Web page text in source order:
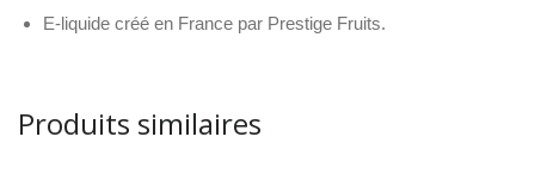
E-liquide créé en France par Prestige Fruits.
Produits similaires